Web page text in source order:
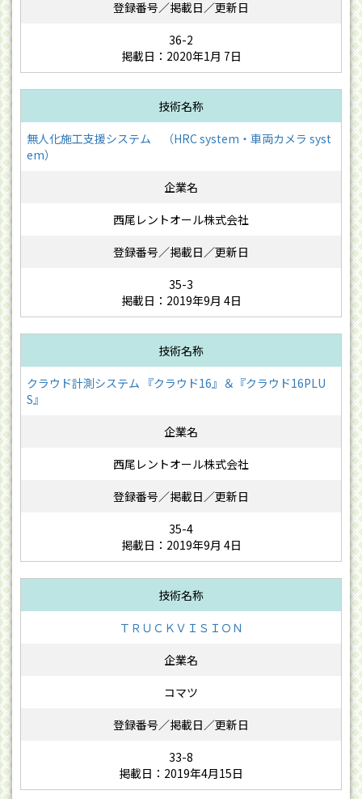
36-2
掲載日：2020年1月 7日
無人化施工支援システム （HRC system・車両カメラ syst
em）
西尾レントオール株式会社
35-3
掲載日：2019年9月 4日
クラウド計測システム 『クラウド16』＆『クラウド16PLU
S』
西尾レントオール株式会社
35-4
掲載日：2019年9月 4日
ＴＲＵＣＫＶＩＳＩＯＮ
コマツ
33-8
掲載日：2019年4月15日